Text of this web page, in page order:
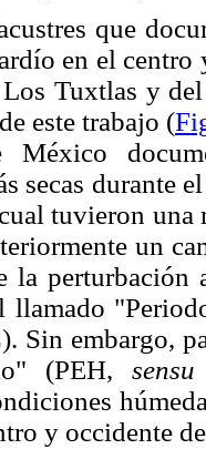
que
en el
Tuxtlas y
este trabajo (
México
secas durante
tuvieron
un
la perturbación
llamado
Sin embargo,
(PEH,
y occidente